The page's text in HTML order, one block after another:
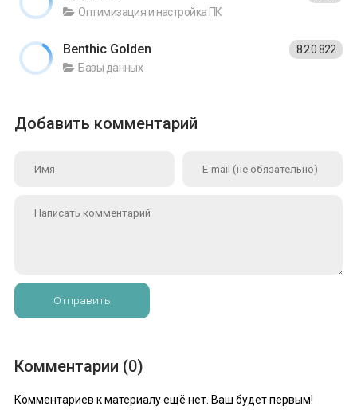
Оптимизация и настройка ПК
Benthic Golden
Базы данных
8.2.0.822
Добавить комментарий
Отправить
Комментарии (0)
Комментариев к материалу ещё нет. Ваш будет первым!